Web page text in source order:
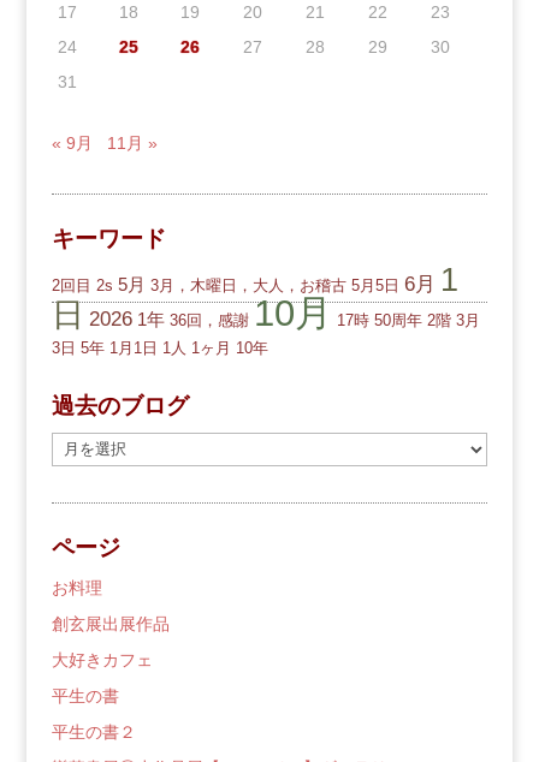
17
18 19 20 21 22
23
24
25 26 27 28 29
30
31
« 9月 11月 »
キーワード
2回目 2s 5月 3月，木曜日，大人，お稽古 5月5日 6月 1
日 2026 1年 36回，感謝 10月 17時 50周年 2階 3月
3日 5年 1月1日 1人 1ヶ月 10年
過去のブログ
去
の
ロ
グ
ページ
お料理
創玄展出展作品
大好きカフェ
平生の書
平生の書２